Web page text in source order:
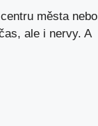
města nebo
ale i nervy. A